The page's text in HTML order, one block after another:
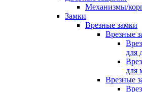
Механизмы/
Замки
Врезные замки
Врезные
для
для
Врезные